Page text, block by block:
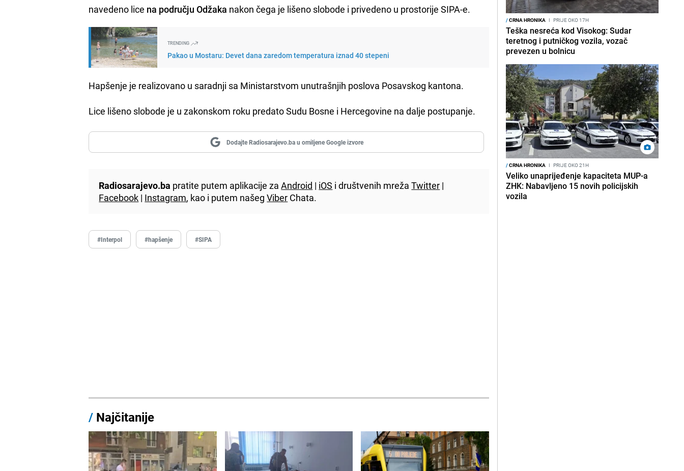
navedeno lice na području Odžaka nakon čega je lišeno slobode i privedeno u prostorije SIPA-e.
TRENDING
Pakao u Mostaru: Devet dana zaredom temperatura iznad 40 stepeni
Hapšenje je realizovano u saradnji sa Ministarstvom unutrašnjih poslova Posavskog kantona.
Lice lišeno slobode je u zakonskom roku predato Sudu Bosne i Hercegovine na dalje postupanje.
Dodajte Radiosarajevo.ba u omiljene Google izvore
Radiosarajevo.ba pratite putem aplikacije zaAndroid | iOS i društvenih mrežaTwitter |
Facebook | Instagram, kao i putem našegViber Chata.
#Interpol #hapšenje #SIPA
/ Najčitanije
/CRNA HRONIKA I PRIJE OKO 17H
Teška nesreća kod Visokog: Sudar
teretnog i putničkog vozila, vozač
prevezen u bolnicu
/CRNA HRONIKA I PRIJE OKO 21H
Veliko unaprijeđenje kapaciteta MUP-a
ZHK: Nabavljeno 15 novih policijskih
vozila